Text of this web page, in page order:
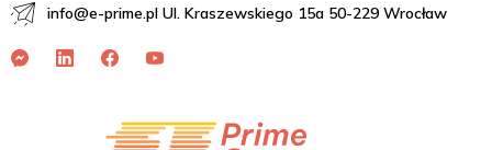
info@e-prime.pl Ul. Kraszewskiego 15a 50-229 Wrocław